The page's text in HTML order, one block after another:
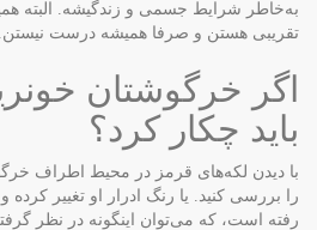
به‌خاطر شرایط جسمی و زندگیشه. البته
تقریبی هستن و صرفا همیشه درست نیستن.
اگر خرگوشتان
باید چکار کرد؟
با دیدن لکه‌های قرمز در محیط اطراف
را بررسی کنید. یا رنگ ادرار او تغییر
رفته است، که می‌توان اینگونه در نظر